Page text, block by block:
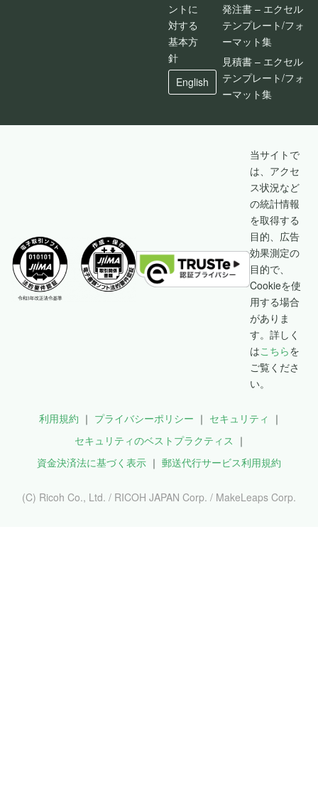
ントに
対する
基本方
針
English
発注書 – エクセル
テンプレート/フォ
ーマット集
見積書 – エクセル
テンプレート/フォ
ーマット集
当サイトで
は、アクセ
ス状況など
の統計情報
を取得する
目的、広告
効果測定の
目的で、
Cookieを使
用する場合
がありま
す。詳しく
はこちらを
ご覧くださ
い。
利用規約 プライバシーポリシー
セキュリティ
セキュリティのベストプラクティス
資金決済法に基づく表示
郵送代行サービス利用規約
(C) Ricoh Co., Ltd. / RICOH JAPAN Corp. / MakeLeaps Corp.